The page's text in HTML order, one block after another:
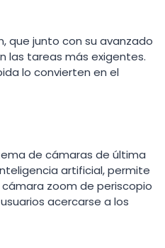
que junto con su avanzado
las tareas más exigentes.
lo convierten en el
de cámaras de última
artificial, permite
zoom de periscopio
acercarse a los